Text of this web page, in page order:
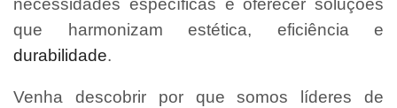
necessidades específicas e oferecer soluções
que harmonizam estética, eficiência e
durabilidade.
Venha descobrir por que somos líderes de